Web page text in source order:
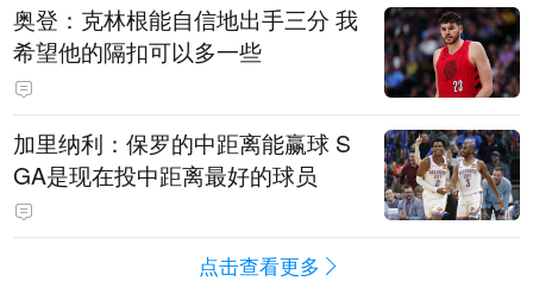
奥登：克林根能自信地出手三分 我
希望他的隔扣可以多一些
加里纳利：保罗的中距离能赢球 S
GA是现在投中距离最好的球员
点击查看更多